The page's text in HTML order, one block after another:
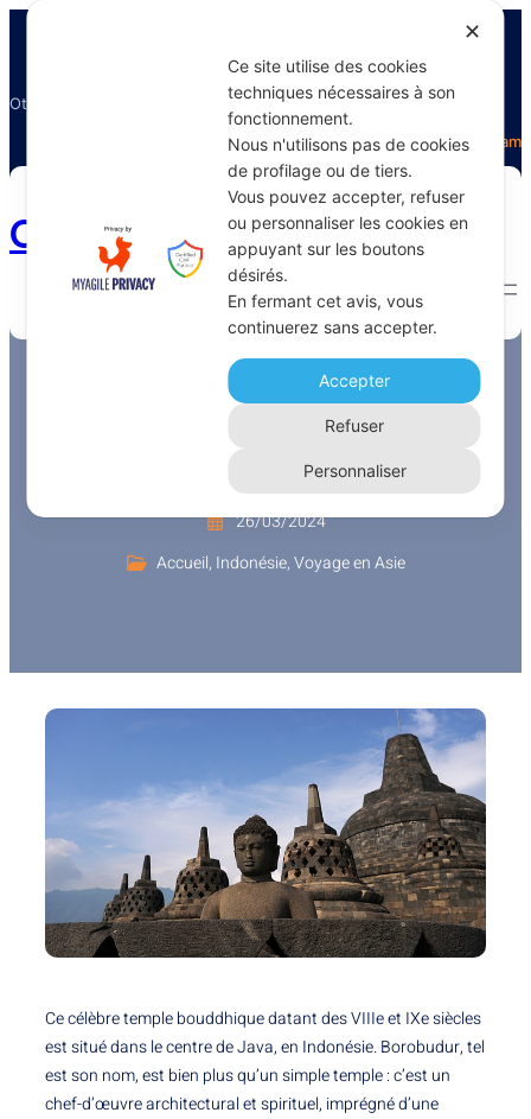
Otectours, le spécialiste du voyage
FacebookTwitterInstagram
Otectours.com
Etape incontournable à
Borobudur – Le temple
Boudhiste
graziellapro
26/03/2024
Accueil, Indonésie,Voyage en Asie
Ce célèbre temple bouddhique datant des VIIIe et IXe siècles
est situé dans le centre de Java, en Indonésie. Borobudur, tel
est son nom, est bien plus qu’un simple temple : c’est un
chef-d’œuvre architectural et spirituel, imprégné d’une
✕
Ce site utilise des cookies
techniques nécessaires à son
fonctionnement.
Nous n'utilisons pas de cookies
de profilage ou de tiers.
Vous pouvez accepter, refuser
ou personnaliser les cookies en
appuyant sur les boutons
désirés.
En fermant cet avis, vous
continuerez sans accepter.
Accepter
Refuser
Personnaliser